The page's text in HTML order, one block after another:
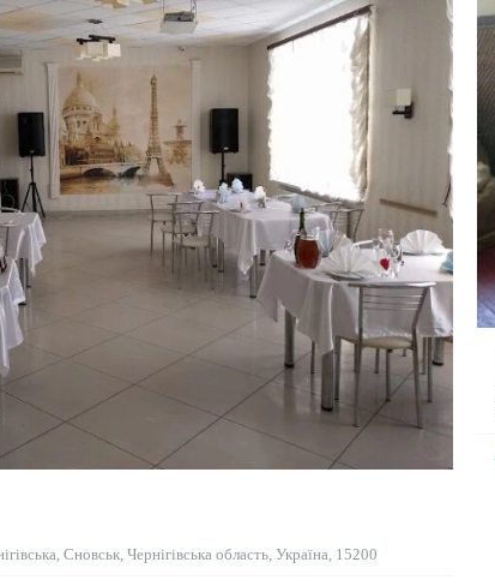
Сновськ, Чернігівська область, Україна, 15200